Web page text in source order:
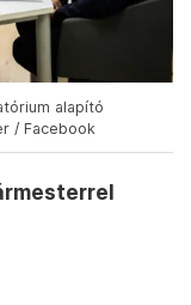
alapító
/ Facebook